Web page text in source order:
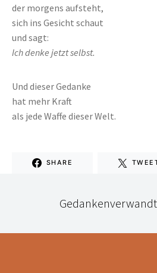
der morgens aufsteht,
sich ins Gesicht schaut
und sagt:
Ich denke jetzt selbst.
Und dieser Gedanke
hat mehr Kraft
als jede Waffe dieser Welt.
SHARE